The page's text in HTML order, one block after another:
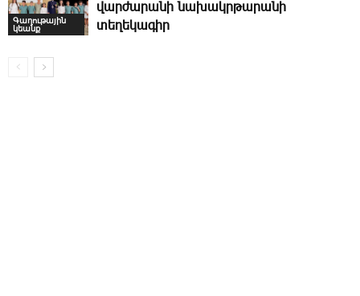
Գաղութային
կեանք
վարժարանի նախակրթարանի
տեղեկագիր